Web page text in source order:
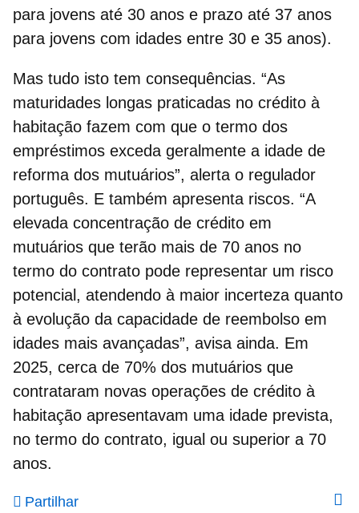
para jovens até 30 anos e prazo até 37 anos
para jovens com idades entre 30 e 35 anos).
Mas tudo isto tem consequências. “As
maturidades longas praticadas no crédito à
habitação fazem com que o termo dos
empréstimos exceda geralmente a idade de
reforma dos mutuários”, alerta o regulador
português. E também apresenta riscos. “A
elevada concentração de crédito em
mutuários que terão mais de 70 anos no
termo do contrato pode representar um risco
potencial, atendendo à maior incerteza quanto
à evolução da capacidade de reembolso em
idades mais avançadas”, avisa ainda. Em
2025, cerca de 70% dos mutuários que
contrataram novas operações de crédito à
habitação apresentavam uma idade prevista,
no termo do contrato, igual ou superior a 70
anos.
Partilhar